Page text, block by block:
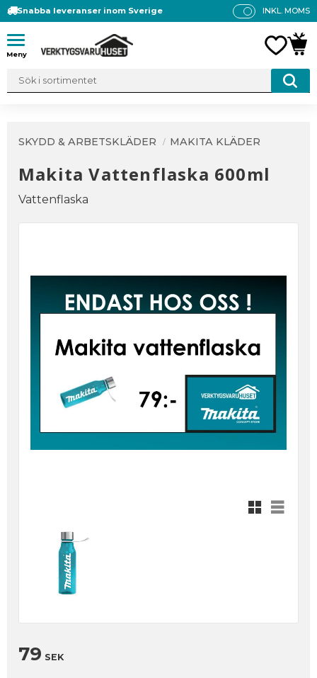
Meny
Snabba leveranser inom Sverige
P
A
INKL. MOMS
SKYDD & ARBETSKLÄDER MAKITA KLÄDER
Makita Vattenflaska 600ml
Vattenflaska
Rutnätsvy
Listvy
79 SEK